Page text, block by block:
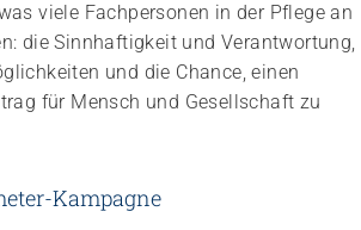
viele Fachpersonen in der Pflege an
die Sinnhaftigkeit und Verantwortung,
und die Chance, einen
für Mensch und Gesellschaft zu
Kampagne